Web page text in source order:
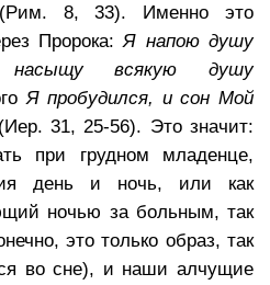
8, 33). Именно это
Пророка:Я напою душу
всякую душу
Я пробудился, и сон Мой
31, 25-56). Это значит:
при грудном младенце,
день и ночь, или как
ночью за больным, так
это только образ, так
во сне), и наши алчущие